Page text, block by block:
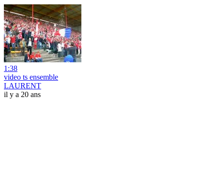
1:38
video ts ensemble
LAURENT
il y a 20 ans